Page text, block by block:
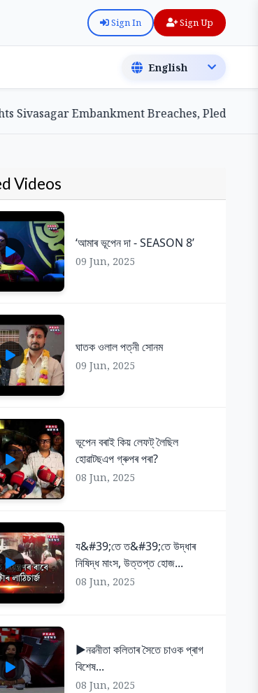
Sign In Sign Up
Embankment Breaches, Pledges
Videos
‘আমাৰ ভূপেন দা - SEASON 8’
09 Jun, 2025
ঘাতক ওলাল পত্নী সোনম
09 Jun, 2025
ভূপেন বৰাই কিয় লেফট্ লৈছিল
হোৱাটছএপ গ্ৰুপৰ পৰা?
08 Jun, 2025
য&#39;তে ত&#39;তে উদ্ধাৰ
নিষিদ্ধ মাংস, উত্তপ্ত হোজ...
08 Jun, 2025
▶️নৱনীতা কলিতাৰ সৈতে চাওক প্ৰাগ
বিশেষ...
08 Jun, 2025